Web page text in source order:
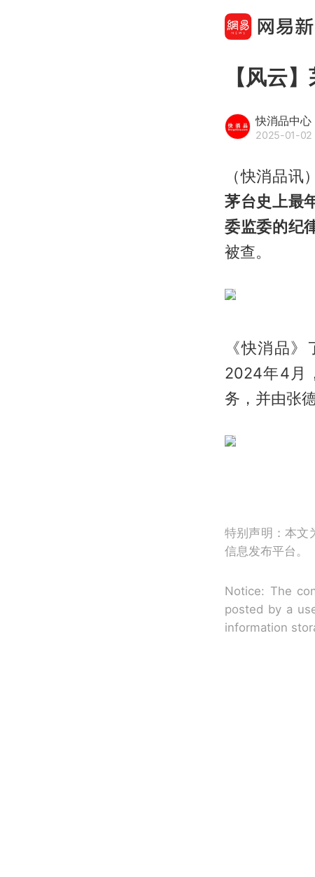
【风云
快消品中心
2025-01-02
（快消品讯）
茅台史上最
委监委的纪
被查。
《快消品
2024年4月
务，并由张
特别声明：本文
信息发布平台。
Notice: The
posted by a
information